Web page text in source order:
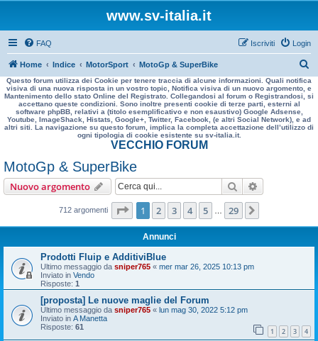
www.sv-italia.it
FAQ Login
Iscriviti
Home Indice MotorSport MotoGp & SuperBike
e
r
a
Questo forum utilizza dei Cookie per tenere traccia di alcune informazioni. Quali notifica
visiva di una nuova risposta in un vostro topic, Notifica visiva di un nuovo argomento, e
Mantenimento dello stato Online del Registrato. Collegandosi al forum o Registrandosi, si
accettano queste condizioni. Sono inoltre presenti cookie di terze parti, esterni al
software phpBB, relativi a (titolo esemplificativo e non esaustivo) Google Adsense,
Youtube, ImageShack, Histats, Google+, Twitter, Facebook, (e altri Social Network), e ad
altri siti. La navigazione su questo forum, implica la completa accettazione dell’utilizzo di
ogni tipologia di cookie esistente su sv-italia.it.
VECCHIO FORUM
MotoGp & SuperBike
Nuovo argomento Cerca
712 argomenti Pagina di 29
1 2 3 4 5 29
Annunci
Prodotti Fluip e AdditiviBlue
Ultimo messaggio da sniper765 « mer mar 26, 2025 10:13 pm
Inviato in Vendo
Risposte: 1
[proposta] Le nuove maglie del Forum
Ultimo messaggio da sniper765 « lun mag 30, 2022 5:12 pm
Inviato in A Manetta
Risposte: 61 1 2 3 4